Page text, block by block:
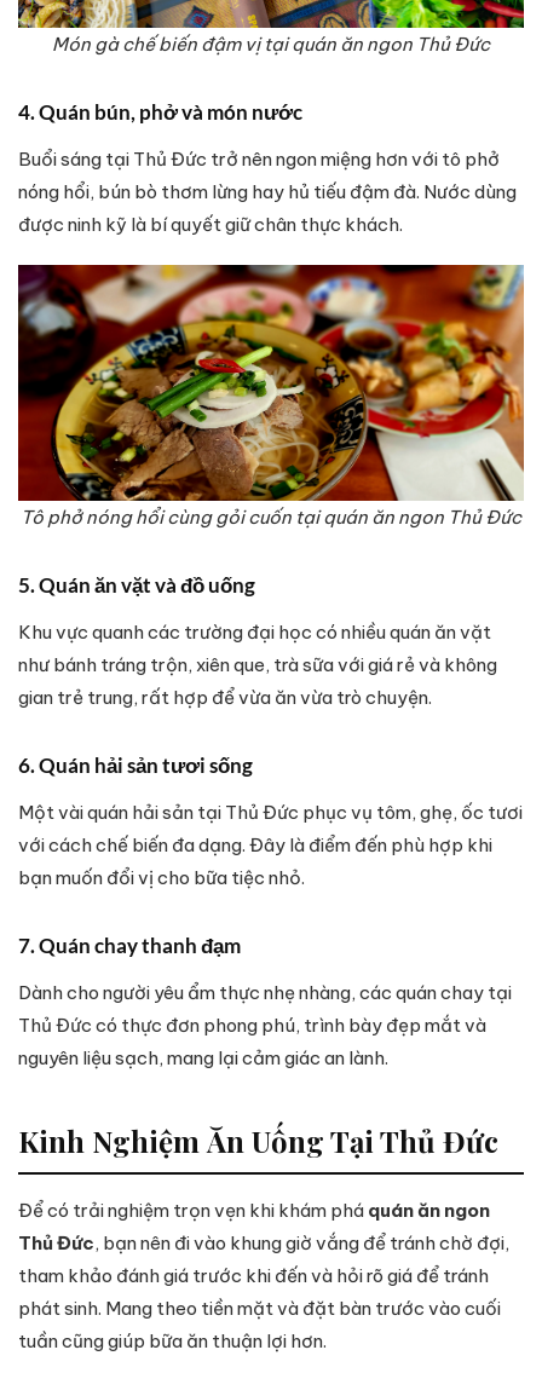
Món gà chế biến đậm vị tại quán ăn ngon Thủ Đức
4. Quán bún, phở và món nước
Buổi sáng tại Thủ Đức trở nên ngon miệng hơn với tô phở
nóng hổi, bún bò thơm lừng hay hủ tiếu đậm đà. Nước dùng
được ninh kỹ là bí quyết giữ chân thực khách.
Tô phở nóng hổi cùng gỏi cuốn tại quán ăn ngon Thủ Đức
5. Quán ăn vặt và đồ uống
Khu vực quanh các trường đại học có nhiều quán ăn vặt
như bánh tráng trộn, xiên que, trà sữa với giá rẻ và không
gian trẻ trung, rất hợp để vừa ăn vừa trò chuyện.
6. Quán hải sản tươi sống
Một vài quán hải sản tại Thủ Đức phục vụ tôm, ghẹ, ốc tươi
với cách chế biến đa dạng. Đây là điểm đến phù hợp khi
bạn muốn đổi vị cho bữa tiệc nhỏ.
7. Quán chay thanh đạm
Dành cho người yêu ẩm thực nhẹ nhàng, các quán chay tại
Thủ Đức có thực đơn phong phú, trình bày đẹp mắt và
nguyên liệu sạch, mang lại cảm giác an lành.
Kinh Nghiệm Ăn Uống Tại Thủ Đức
Để có trải nghiệm trọn vẹn khi khám phá quán ăn ngon
Thủ Đức, bạn nên đi vào khung giờ vắng để tránh chờ đợi,
tham khảo đánh giá trước khi đến và hỏi rõ giá để tránh
phát sinh. Mang theo tiền mặt và đặt bàn trước vào cuối
tuần cũng giúp bữa ăn thuận lợi hơn.